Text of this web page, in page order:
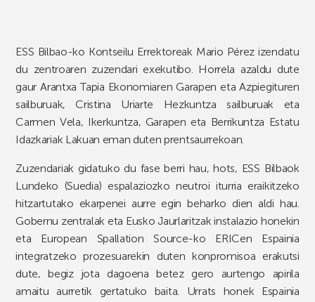
ESS Bilbao-ko Kontseilu Errektoreak Mario Pérez izendatu
du zentroaren zuzendari exekutibo. Horrela azaldu dute
gaur Arantxa Tapia Ekonomiaren Garapen eta Azpiegituren
sailburuak, Cristina Uriarte Hezkuntza sailburuak eta
Carmen Vela, Ikerkuntza, Garapen eta Berrikuntza Estatu
Idazkariak Lakuan eman duten prentsaurrekoan.
Zuzendariak gidatuko du fase berri hau, hots, ESS Bilbaok
Lundeko (Suedia) espalaziozko neutroi iturria eraikitzeko
hitzartutako ekarpenei aurre egin beharko dien aldi hau.
Gobernu zentralak eta Eusko Jaurlaritzak instalazio honekin
eta European Spallation Source-ko ERICen Espainia
integratzeko prozesuarekin duten konpromisoa erakutsi
dute, begiz jota dagoena betez gero aurtengo apirila
amaitu aurretik gertatuko baita. Urrats honek Espainia